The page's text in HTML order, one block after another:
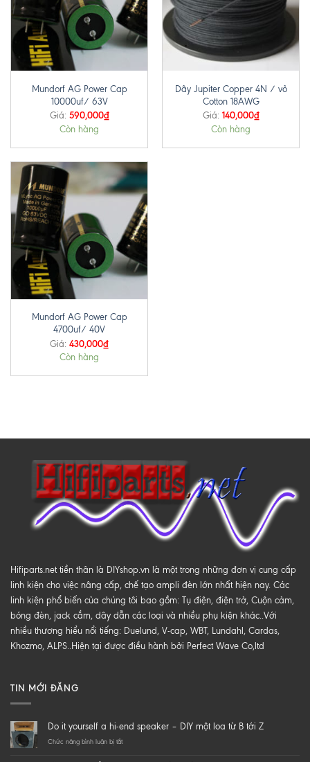
Mundorf AG Power Cap
10000uf/ 63V
Giá: 590,000₫
Còn hàng
Dây Jupiter Copper 4N / vỏ
Cotton 18AWG
Giá: 140,000₫
Còn hàng
Mundorf AG Power Cap
4700uf/ 40V
Giá: 430,000₫
Còn hàng
Hifiparts.net tiền thân là DIYshop.vn là một trong những đơn vị cung cấp
linh kiện cho việc nâng cấp, chế tạo ampli đèn lớn nhất hiện nay. Các
linh kiện phổ biến của chúng tôi bao gồm: Tụ điện, điện trở, Cuộn cảm,
bóng đèn, jack cắm, dây dẫn các loại và nhiều phụ kiện khác..Với
nhiều thương hiểu nổi tiếng: Duelund, V-cap, WBT, Lundahl, Cardas,
Khozmo, ALPS..Hiện tại được điều hành bởi Perfect Wave Co,ltd
TIN MỚI ĐĂNG
Do it yourself a hi-end speaker – DIY một loa từ B tới Z
Chức năng bình luận bị tắtở